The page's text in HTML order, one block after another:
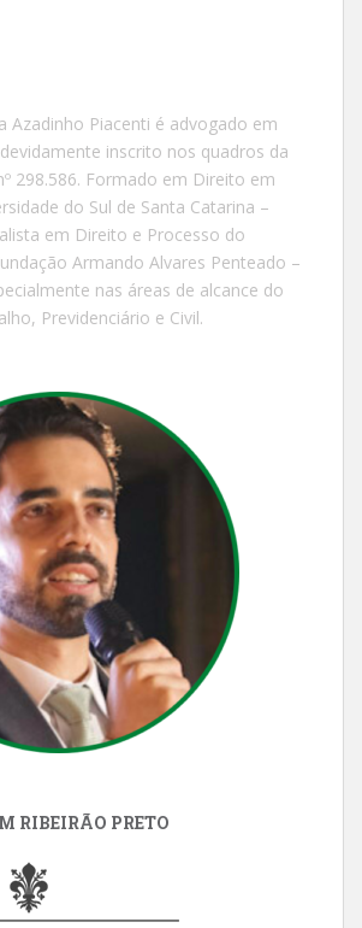
Azadinho Piacenti é advogado em
inscrito nos quadros da
298.586. Formado em Direito em
do Sul de Santa Catarina –
em Direito e Processo do
Armando Alvares Penteado –
nas áreas de alcance do
Previdenciário e Civil.
RIBEIRÃO PRETO